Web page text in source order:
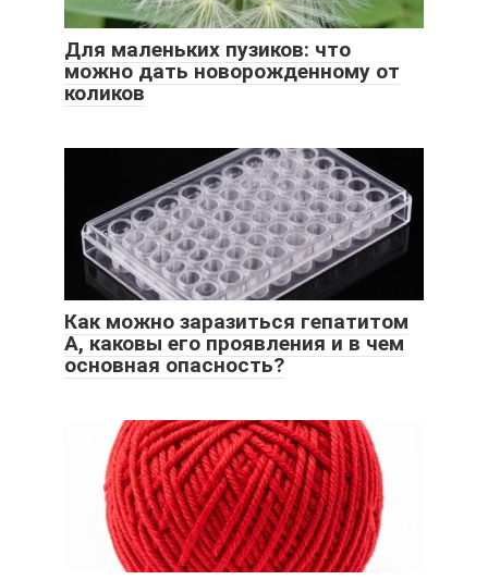
Для маленьких пузиков: что
можно дать новорожденному от
коликов
Как можно заразиться гепатитом
А, каковы его проявления и в чем
основная опасность?